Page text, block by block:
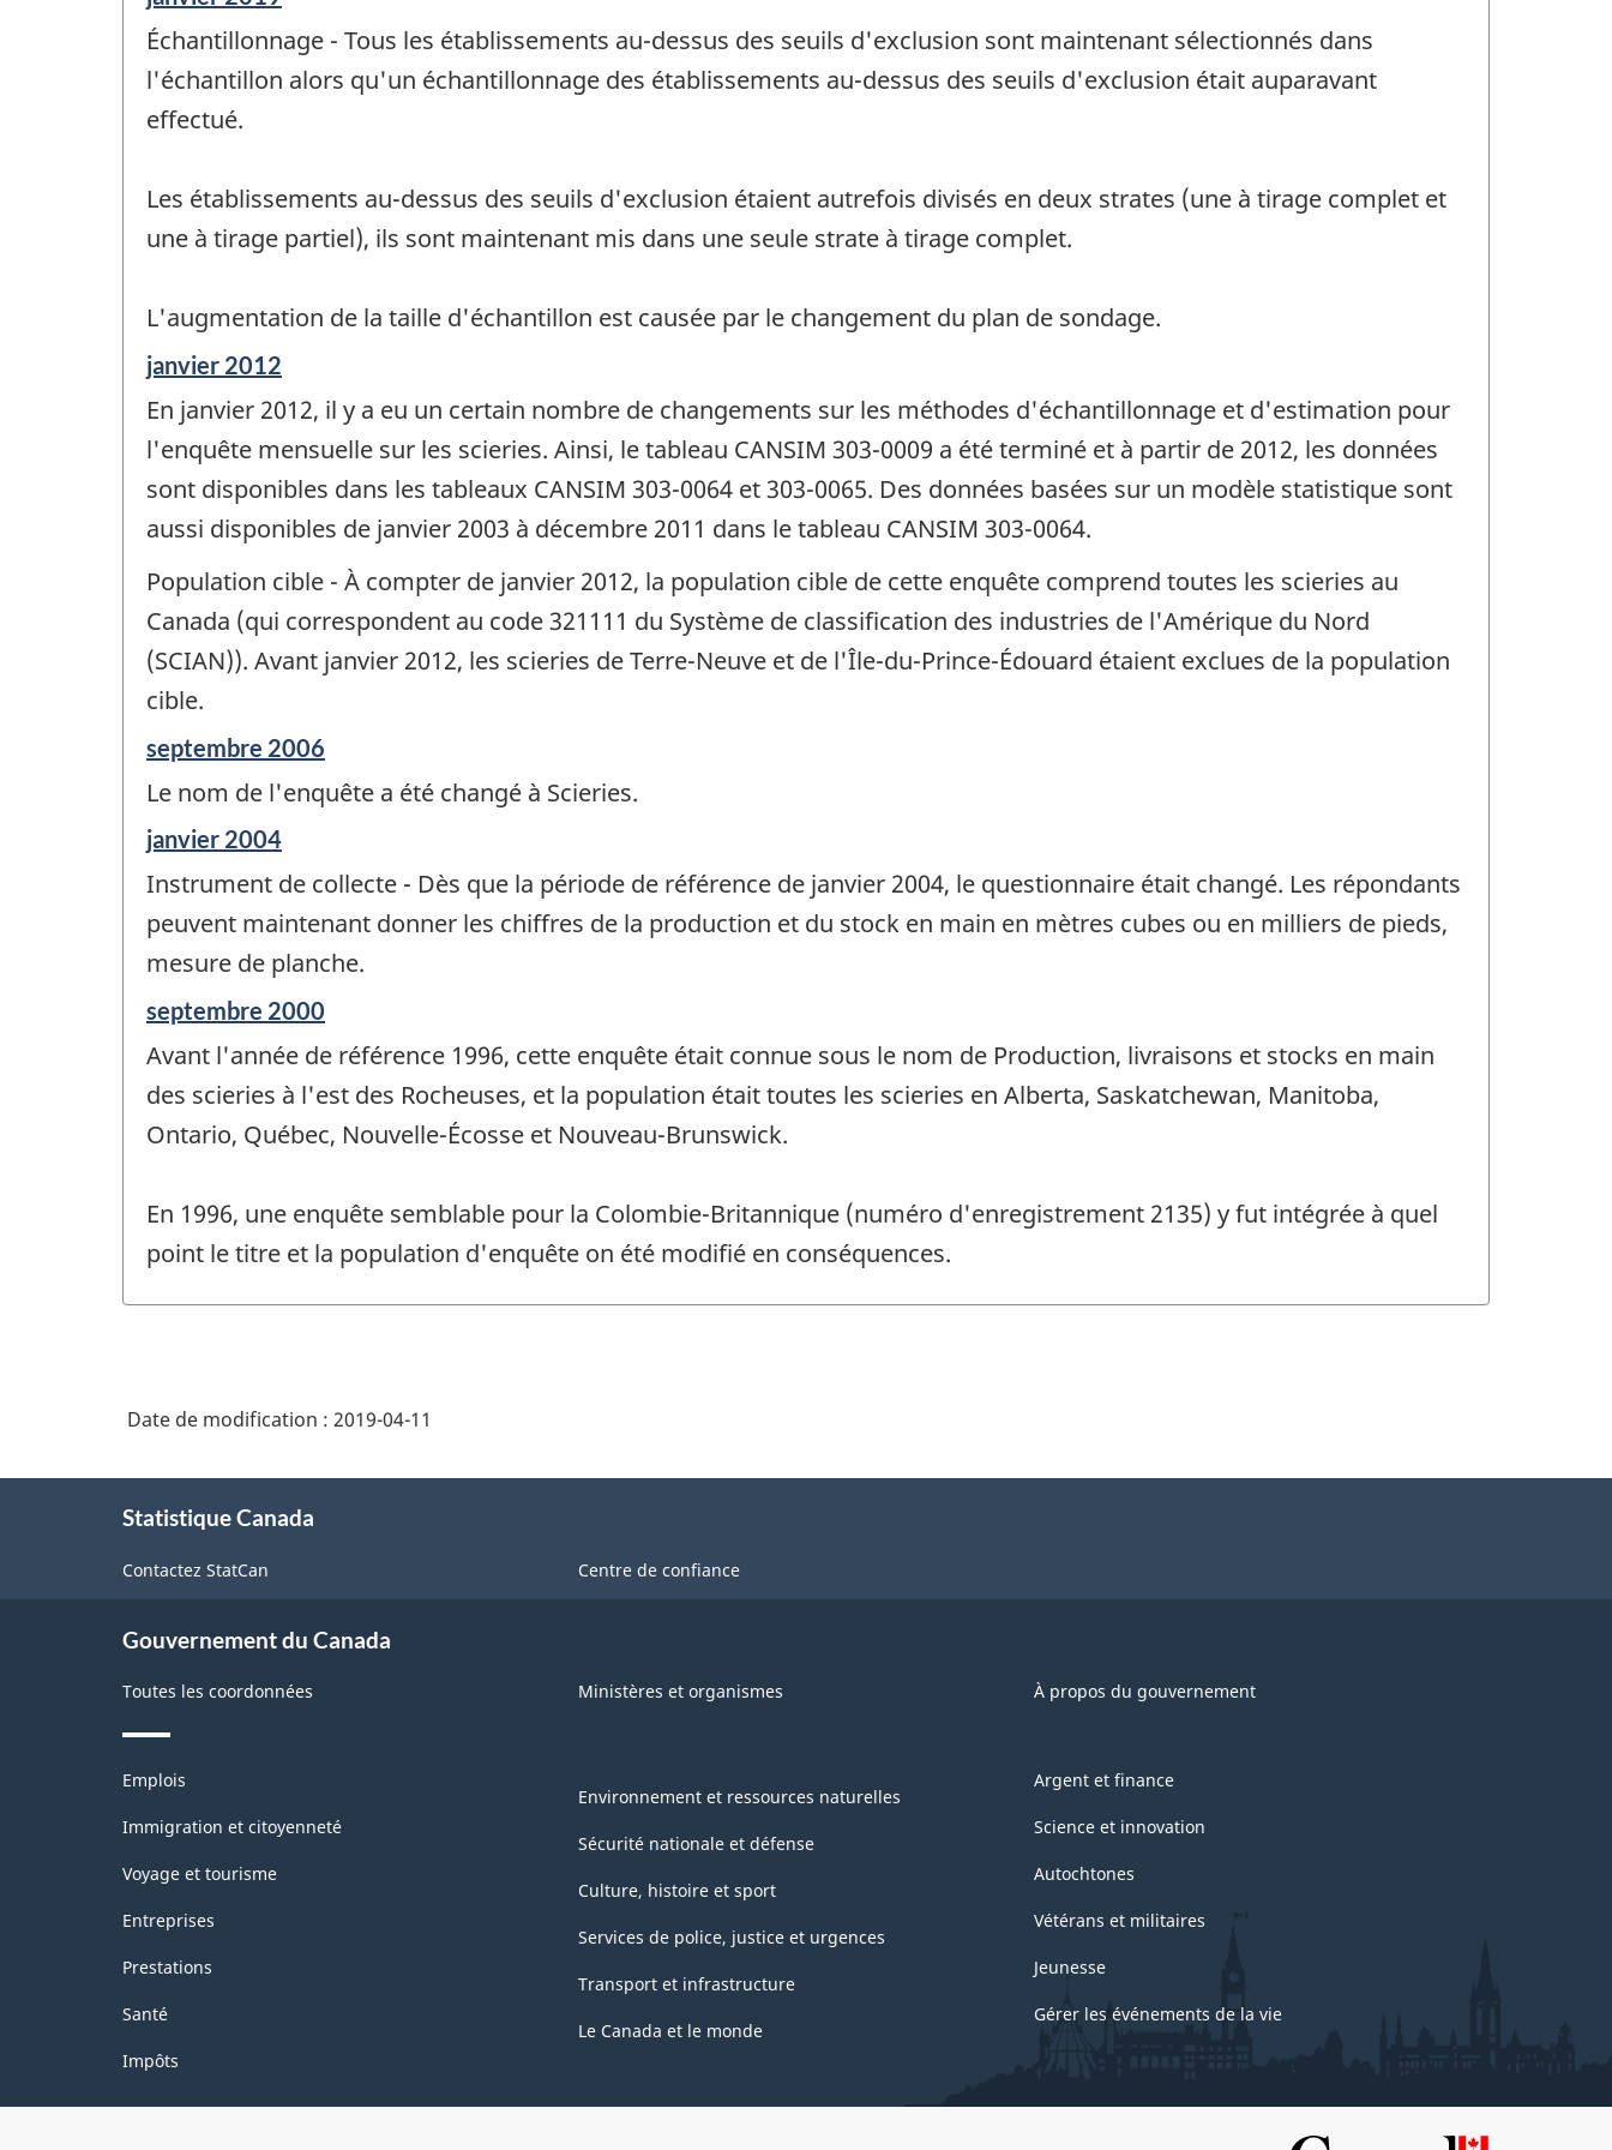
de
référence
de
-
Échantillonnage - Tous les établissements au-dessus des seuils d'exclusion sont maintenant sélectionnés dans
l'échantillon alors qu'un échantillonnage des établissements au-dessus des seuils d'exclusion était auparavant
effectué.
Les établissements au-dessus des seuils d'exclusion étaient autrefois divisés en deux strates (une à tirage complet et
une à tirage partiel), ils sont maintenant mis dans une seule strate à tirage complet.
L'augmentation de la taille d'échantillon est causée par le changement du plan de sondage.
Période
référence
de
changement
-
janvier 2012
En janvier 2012, il y a eu un certain nombre de changements sur les méthodes d'échantillonnage et d'estimation pour
l'enquête mensuelle sur les scieries. Ainsi, le tableau CANSIM 303-0009 a été terminé et à partir de 2012, les données
sont disponibles dans les tableaux CANSIM 303-0064 et 303-0065. Des données basées sur un modèle statistique sont
aussi disponibles de janvier 2003 à décembre 2011 dans le tableau CANSIM 303-0064.
Population cible - À compter de janvier 2012, la population cible de cette enquête comprend toutes les scieries au
Canada (qui correspondent au code 321111 du Système de classification des industries de l'Amérique du Nord
(SCIAN)). Avant janvier 2012, les scieries de Terre-Neuve et de l'Île-du-Prince-Édouard étaient exclues de la population
cible.
Période
référence
de
changement
-
septembre 2006
Le nom de l'enquête a été changé à Scieries.
Période
référence
de
changement
-
janvier 2004
Instrument de collecte - Dès que la période de référence de janvier 2004, le questionnaire était changé. Les répondants
peuvent maintenant donner les chiffres de la production et du stock en main en mètres cubes ou en milliers de pieds,
mesure de planche.
Période
référence
de
-
septembre 2000
Avant l'année de référence 1996, cette enquête était connue sous le nom de Production, livraisons et stocks en main
des scieries à l'est des Rocheuses, et la population était toutes les scieries en Alberta, Saskatchewan, Manitoba,
Ontario, Québec, Nouvelle-Écosse et Nouveau-Brunswick.
En 1996, une enquête semblable pour la Colombie-Britannique (numéro d'enregistrement 2135) y fut intégrée à quel
point le titre et la population d'enquête on été modifié en conséquences.
Date de modification : 2019-04-11
Statistique Canada
Contactez StatCan Centre de confiance
Gouvernement du Canada
Toutes les coordonnées Ministères et organismes À propos du gouvernement
Thèmes
sujets
Emplois
Immigration et citoyenneté
Voyage et tourisme
Entreprises
Prestations
Santé
Impôts
Environnement et ressources naturelles
Sécurité nationale et défense
Culture, histoire et sport
Services de police, justice et urgences
Transport et infrastructure
Le Canada et le monde
Argent et finance
Science et innovation
Autochtones
Vétérans et militaires
Jeunesse
Gérer les événements de la vie